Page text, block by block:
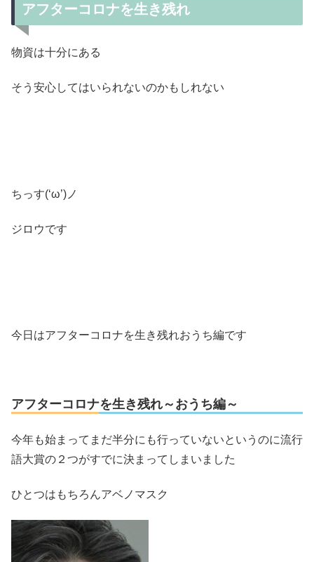
アフターコロナを生き残れ
物資は十分にある
そう安心してはいられないのかもしれない
ちっす(‘ω’)ノ
ジロウです
今日はアフターコロナを生き残れおうち編です
アフターコロナを生き残れ～おうち編～
今年も始まってまだ半分にも行っていないというのに流行
語大賞の２つがすでに決まってしまいました
ひとつはもちろんアベノマスク